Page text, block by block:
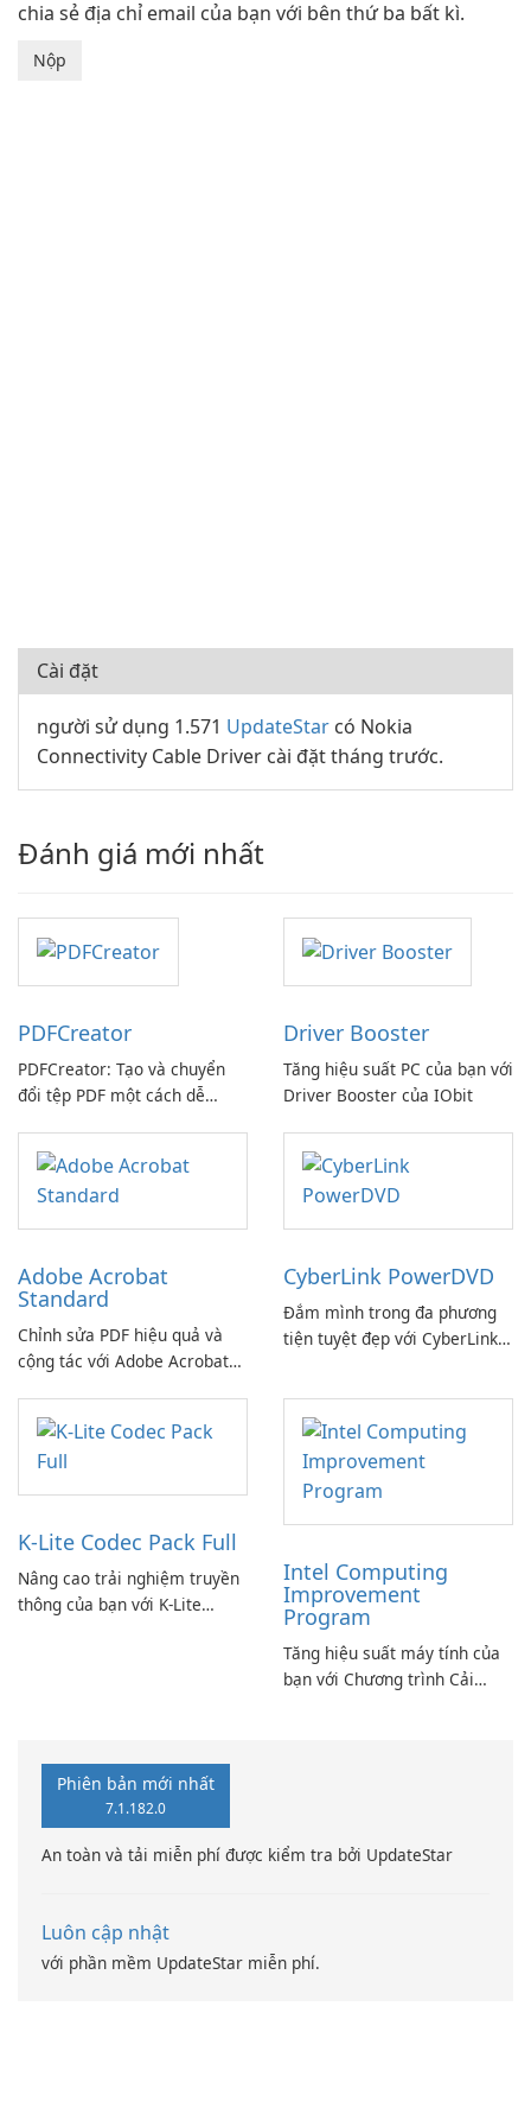
chia sẻ địa chỉ email của bạn với bên thứ ba bất kì.
Cài đặt
người sử dụng 1.571 UpdateStar có Nokia
Connectivity Cable Driver cài đặt tháng trước.
Đánh giá mới nhất
PDFCreator
PDFCreator: Tạo và chuyển
đổi tệp PDF một cách dễ
Driver Booster
Tăng hiệu suất PC của bạn với
Driver Booster của IObit
Adobe Acrobat
Standard
Chỉnh sửa PDF hiệu quả và
cộng tác với Adobe Acrobat
CyberLink PowerDVD
Đắm mình trong đa phương
tiện tuyệt đẹp với CyberLink
K-Lite Codec Pack Full
Nâng cao trải nghiệm truyền
thông của bạn với K-Lite
Intel Computing
Improvement
Program
Tăng hiệu suất máy tính của
bạn với Chương trình Cải
Phiên bản mới nhất
7.1.182.0
An toàn và tải miễn phí được kiểm tra bởi UpdateStar
Luôn cập nhật
với phần mềm UpdateStar miễn phí.